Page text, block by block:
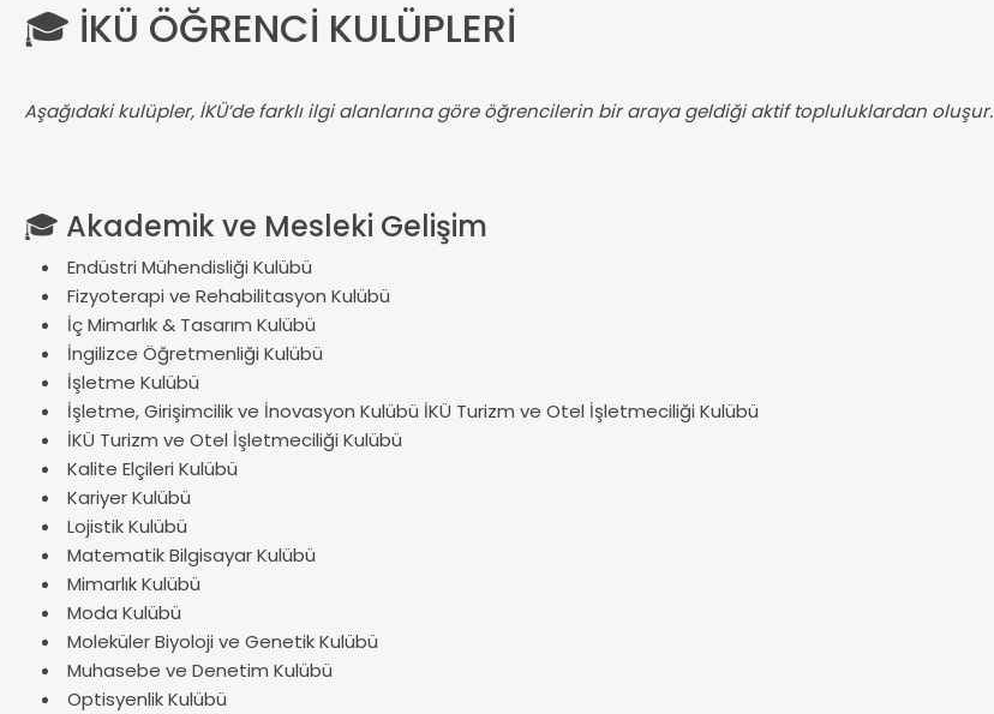
🎓 İKÜ ÖĞRENCİ KULÜPLERİ
Aşağıdaki kulüpler, İKÜ’de farklı ilgi alanlarına göre öğrencilerin bir araya geldiği aktif topluluklardan oluşur.
🎓 Akademik ve Mesleki Gelişim
Endüstri Mühendisliği Kulübü
Fizyoterapi ve Rehabilitasyon Kulübü
İç Mimarlık & Tasarım Kulübü
İngilizce Öğretmenliği Kulübü
İşletme Kulübü
İşletme, Girişimcilik ve İnovasyon Kulübü İKÜ Turizm ve Otel İşletmeciliği Kulübü
İKÜ Turizm ve Otel İşletmeciliği Kulübü
Kalite Elçileri Kulübü
Kariyer Kulübü
Lojistik Kulübü
Matematik Bilgisayar Kulübü
Mimarlık Kulübü
Moda Kulübü
Moleküler Biyoloji ve Genetik Kulübü
Muhasebe ve Denetim Kulübü
Optisyenlik Kulübü